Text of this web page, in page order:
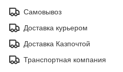
Самовывоз
Доставка курьером
Доставка Казпочтой
Транспортная компания